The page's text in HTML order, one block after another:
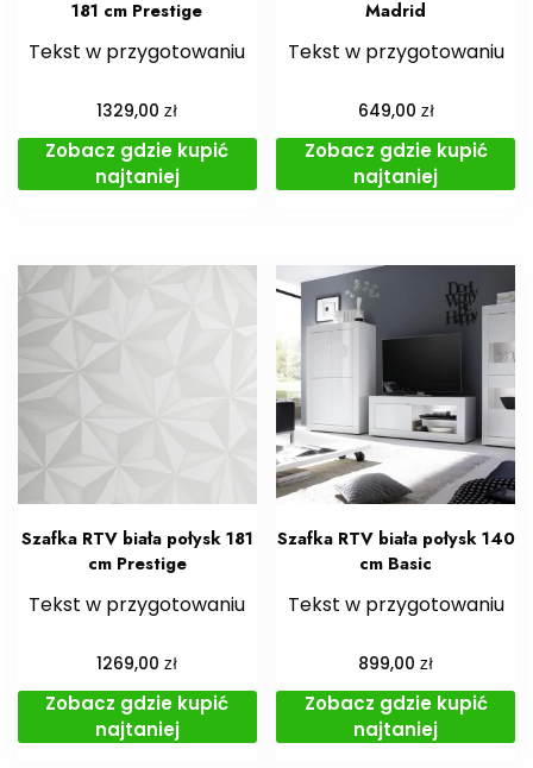
181 cm Prestige
Tekst w przygotowaniu
1329,00zł
Zobacz gdzie kupić
najtaniej
Madrid
Tekst w przygotowaniu
649,00 zł
Zobacz gdzie kupić
najtaniej
Szafka RTV biała połysk 181
cm Prestige
Tekst w przygotowaniu
1269,00zł
Zobacz gdzie kupić
najtaniej
Szafka RTV biała połysk 140
cm Basic
Tekst w przygotowaniu
899,00zł
Zobacz gdzie kupić
najtaniej